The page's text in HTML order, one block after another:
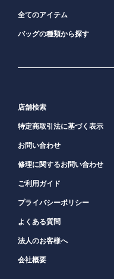
全てのアイテム
バッグの種類から探す
店舗検索
特定商取引法に基づく表示
お問い合わせ
修理に関するお問い合わせ
ご利用ガイド
プライバシーポリシー
よくある質問
法人のお客様へ
会社概要